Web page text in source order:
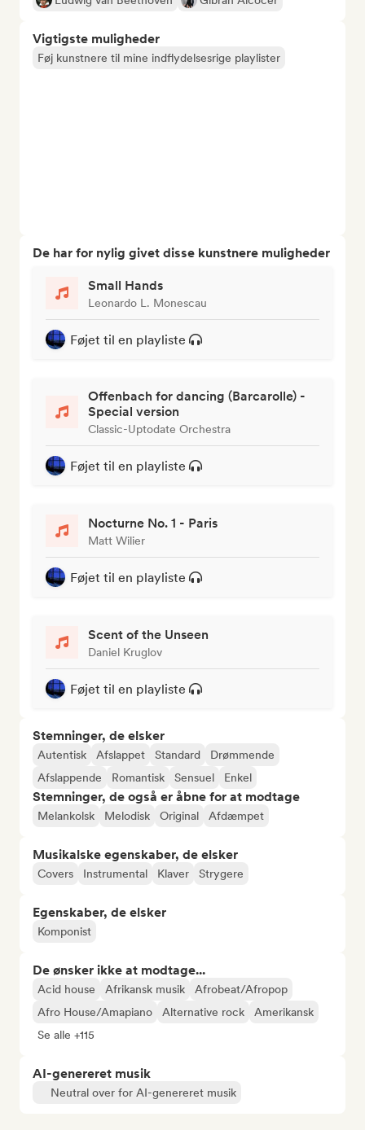
Vigtigste muligheder
Føj kunstnere til mine indflydelsesrige playlister
De har for nylig givet disse kunstnere muligheder
Small Hands
Leonardo L. Monescau
Føjet til en playliste
Offenbach for dancing (Barcarolle) -
Special version
Classic-Uptodate Orchestra
Føjet til en playliste
Nocturne No. 1 - Paris
Matt Wilier
Føjet til en playliste
Scent of the Unseen
Daniel Kruglov
Føjet til en playliste
Stemninger, de elsker
Autentisk Afslappet Standard
Drømmende
Afslappende
Romantisk Sensuel Enkel
Stemninger, de også er åbne for at modtage
Melankolsk Melodisk Original Afdæmpet
Musikalske egenskaber, de elsker
Covers Instrumental Klaver Strygere
Egenskaber, de elsker
Komponist
De ønsker ikke at modtage...
Acid house Afrikansk musik
Afrobeat/Afropop
Afro House/Amapiano
Alternative rock
Amerikansk
Se alle +115
AI-genereret musik
Neutral over for AI-genereret musik